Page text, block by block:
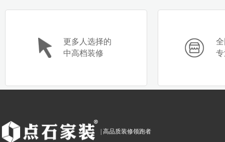
更多人选择的
中高档装修
| 高品质装修领跑者